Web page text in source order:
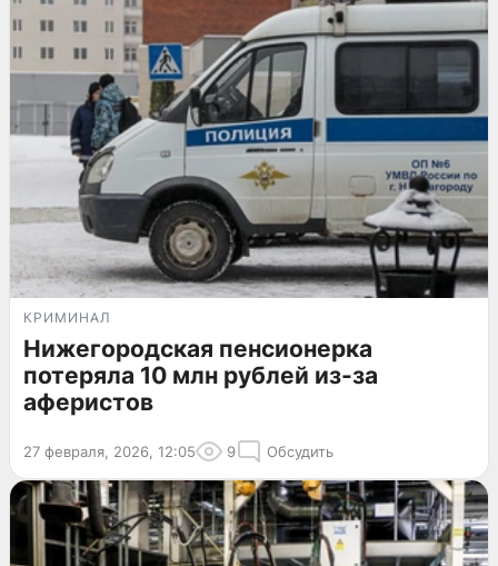
КРИМИНАЛ
Нижегородская пенсионерка
потеряла 10 млн рублей из-за
аферистов
27 февраля, 2026, 12:05 9 Обсудить